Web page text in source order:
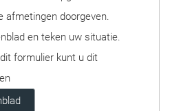
afmetingen doorgeven.
en teken uw situatie.
formulier kunt u dit